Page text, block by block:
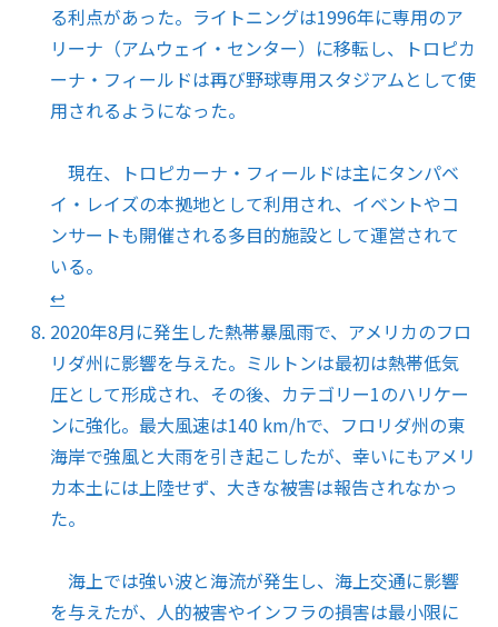
る利点があった。ライトニングは1996年に専用のア
リーナ（アムウェイ・センター）に移転し、トロピカ
ーナ・フィールドは再び野球専用スタジアムとして使
用されるようになった。
現在、トロピカーナ・フィールドは主にタンパベ
イ・レイズの本拠地として利用され、イベントやコ
ンサートも開催される多目的施設として運営されて
いる。
↩︎
2020年8月に発生した熱帯暴風雨で、アメリカのフロ
リダ州に影響を与えた。ミルトンは最初は熱帯低気
圧として形成され、その後、カテゴリー1のハリケー
ンに強化。最大風速は140 km/hで、フロリダ州の東
海岸で強風と大雨を引き起こしたが、幸いにもアメリ
カ本土には上陸せず、大きな被害は報告されなかっ
た。
海上では強い波と海流が発生し、海上交通に影響
を与えたが、人的被害やインフラの損害は最小限に